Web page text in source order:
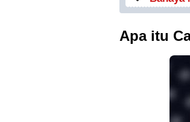
Apa itu